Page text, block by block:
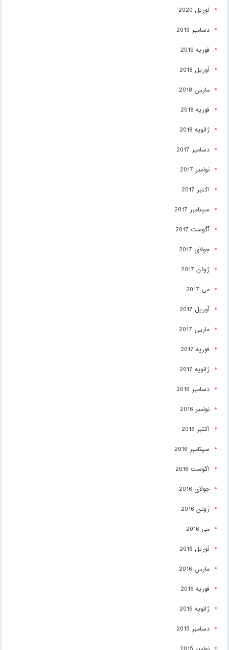
آوریل 2020
دسامبر 2019
فوریه 2019
آوریل 2018
مارس 2018
فوریه 2018
ژانویه 2018
دسامبر 2017
نوامبر 2017
اکتبر 2017
سپتامبر 2017
آگوست 2017
جولای 2017
ژوئن 2017
می 2017
آوریل 2017
مارس 2017
فوریه 2017
ژانویه 2017
دسامبر 2016
نوامبر 2016
اکتبر 2016
سپتامبر 2016
آگوست 2016
جولای 2016
ژوئن 2016
می 2016
آوریل 2016
مارس 2016
فوریه 2016
ژانویه 2016
دسامبر 2015